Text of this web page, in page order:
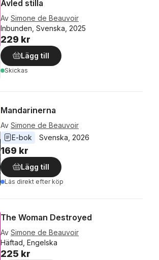
Avled stilla
Av Simone de Beauvoir
Inbunden, Svenska, 2025
229 kr
Lägg till
Skickas
Mandarinerna
Av Simone de Beauvoir
E-bok
Svenska 2026
169 kr
Lägg till
Läs direkt efter köp
The Woman Destroyed
Av Simone de Beauvoir
Häftad, Engelska
225 kr